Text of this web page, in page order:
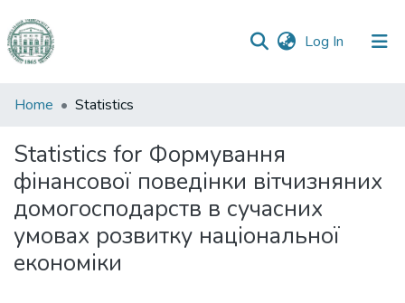
Log In (current)
Communities
Collections
All of DSpace
Home Statistics
Statistics for Формування
фінансової поведінки вітчизняних
домогосподарств в сучасних
умовах розвитку національної
економіки